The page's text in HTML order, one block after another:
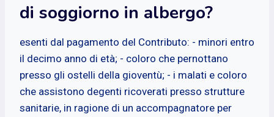
di soggiorno in albergo?
esenti dal pagamento del Contributo: - minori entro
il decimo anno di età; - coloro che pernottano
presso gli ostelli della gioventù; - i malati e coloro
che assistono degenti ricoverati presso strutture
sanitarie, in ragione di un accompagnatore per